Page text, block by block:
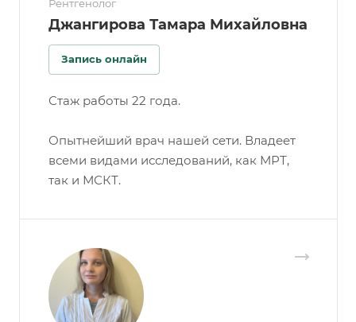
Рентгенолог
Джангирова Тамара Михайловна
Запись онлайн
Стаж работы 22 года.
Опытнейший врач нашей сети. Владеет
всеми видами исследований, как МРТ,
так и МСКТ.